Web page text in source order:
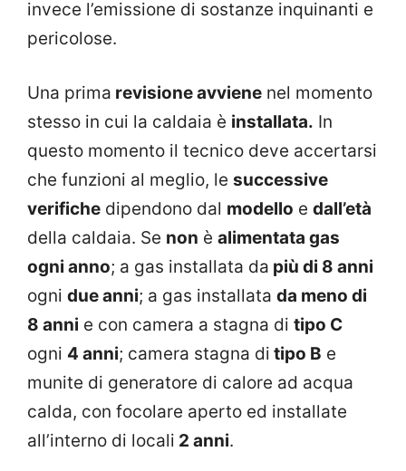
invece l’emissione di sostanze inquinanti e
pericolose.
Una prima revisione avviene nel momento
stesso in cui la caldaia è installata. In
questo momento il tecnico deve accertarsi
che funzioni al meglio, le successive
verifiche dipendono dal modello e dall’età
della caldaia. Se non è alimentata gas
ogni anno; a gas installata da più di 8 anni
ogni due anni; a gas installata da meno di
8 anni e con camera a stagna di tipo C
ogni 4 anni; camera stagna di tipo B e
munite di generatore di calore ad acqua
calda, con focolare aperto ed installate
all’interno di locali 2 anni.